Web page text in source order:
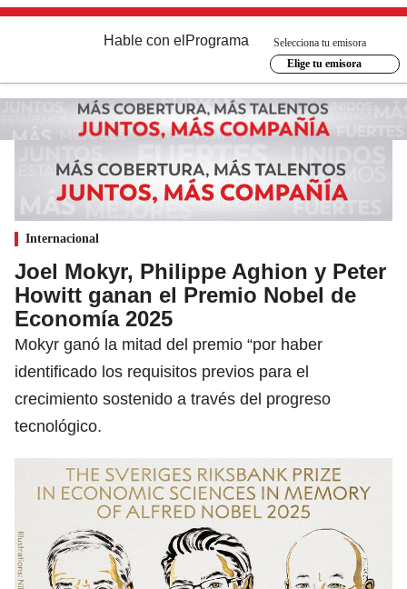
Hable con el Programa
Selecciona tu emisora
Elige tu emisora
Internacional
Joel Mokyr, Philippe Aghion y Peter
Howitt ganan el Premio Nobel de
Economía 2025
Mokyr ganó la mitad del premio “por haber
identificado los requisitos previos para el
crecimiento sostenido a través del progreso
tecnológico.